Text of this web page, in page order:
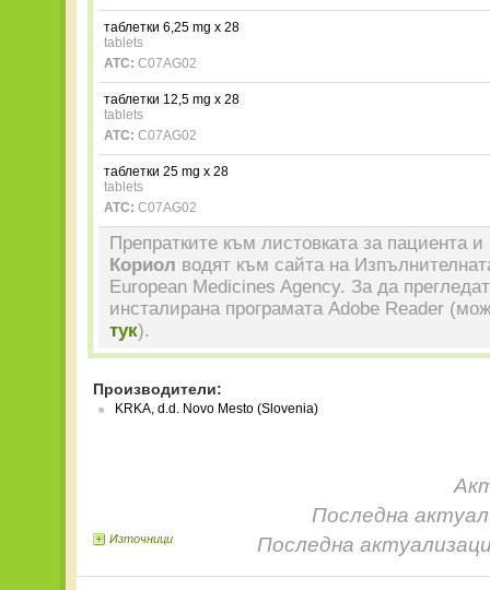
таблетки 6,25 mg x 28
tablets
ATC: C07AG02
таблетки 12,5 mg x 28
tablets
ATC: C07AG02
таблетки 25 mg x 28
tablets
ATC: C07AG02
Препратките към листовката за пациента и
Кориол водят към сайта на
European Medicines Agency. За да
инсталирана програмата Adobe Reader
тук).
Производители:
KRKA, d.d. Novo Mesto (Slovenia)
Последна
Последна
Източници